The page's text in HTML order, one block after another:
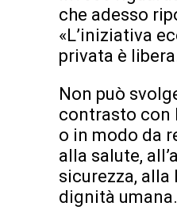
che adesso
«L’iniziativa
privata è
Non può
contrasto con
o in modo da
alla salute,
sicurezza, alla
dignità